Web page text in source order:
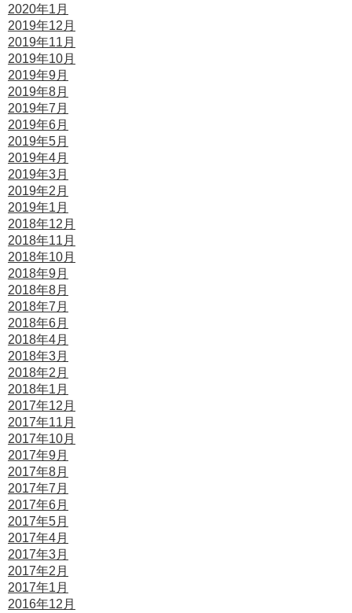
2020年1月
2019年12月
2019年11月
2019年10月
2019年9月
2019年8月
2019年7月
2019年6月
2019年5月
2019年4月
2019年3月
2019年2月
2019年1月
2018年12月
2018年11月
2018年10月
2018年9月
2018年8月
2018年7月
2018年6月
2018年4月
2018年3月
2018年2月
2018年1月
2017年12月
2017年11月
2017年10月
2017年9月
2017年8月
2017年7月
2017年6月
2017年5月
2017年4月
2017年3月
2017年2月
2017年1月
2016年12月